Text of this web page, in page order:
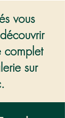
vous
complet
sur